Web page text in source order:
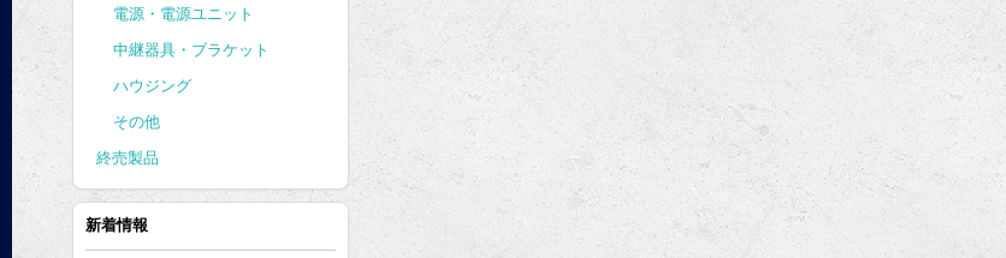
電源・電源ユニット
中継器具・ブラケット
ハウジング
その他
終売製品
新着情報